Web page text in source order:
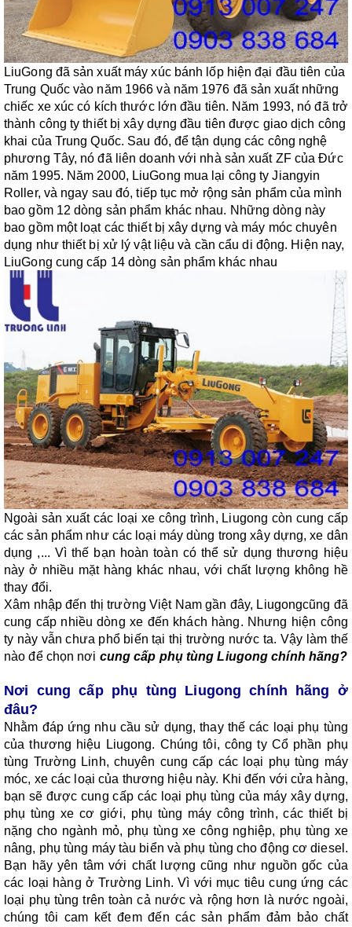
LiuGong đã sản xuất máy xúc bánh lốp hiện đại đầu tiên của
Trung Quốc vào năm 1966 và năm 1976 đã sản xuất những
chiếc xe xúc có kích thước lớn đầu tiên. Năm 1993, nó đã trở
thành công ty thiết bị xây dựng đầu tiên được giao dịch công
khai của Trung Quốc. Sau đó, để tận dụng các công nghệ
phương Tây, nó đã liên doanh với nhà sản xuất ZFcủa Đức
năm 1995. Năm 2000, LiuGong mua lại công ty Jiangyin
Roller, và ngay sau đó, tiếp tục mở rộng sản phẩm của mình
bao gồm 12 dòng sản phẩm khác nhau. Những dòng này
bao gồm một loạt các thiết bị xây dựng và máy móc chuyên
dụng như thiết bị xử lý vật liệu và cần cẩu di động. Hiện nay,
LiuGong cung cấp 14 dòng sản phẩm khác nhau
Ngoài sản xuất các loại xe công trình, Liugong còn cung cấp
các sản phẩm như các loại máy dùng trong xây dựng, xe dân
dụng ,... Vì thế bạn hoàn toàn có thể sử dụng thương hiệu
này ở nhiều mặt hàng khác nhau, với chất lượng không hề
thay đổi.
Xâm nhập đến thị trường Việt Nam gần đây, Liugongcũng đã
cung cấp nhiều dòng xe đến khách hàng. Nhưng hiện công
ty này vẫn chưa phổ biến tại thị trường nước ta. Vậy làm thế
nào để chọn nơi cung cấp phụ tùng Liugong chính hãng?
Nơi cung cấp phụ tùng Liugong chính hãng ở
đâu?
Nhằm đáp ứng nhu cầu sử dụng, thay thế các loại phụ tùng
của thương hiệu Liugong. Chúng tôi, công ty Cổ phần phụ
tùng Trường Linh, chuyên cung cấp các loại phụ tùng máy
móc, xe các loại của thương hiệu này. Khi đến với cửa hàng,
bạn sẽ được cung cấp các loại phụ tùng của máy xây dựng,
phụ tùng xe cơ giới, phụ tùng máy công trình, các thiết bị
nặng cho ngành mỏ, phụ tùng xe công nghiệp, phụ tùng xe
nâng, phụ tùng máy tàu biển và phụ tùng cho động cơ diesel.
Bạn hãy yên tâm với chất lượng cũng như nguồn gốc của
các loại hàng ở Trường Linh. Vì với mục tiêu cung ứng các
loại phụ tùng trên toàn cả nước và rộng hơn là nước ngoài,
chúng tôi cam kết đem đến các sản phẩm đảm bảo chất